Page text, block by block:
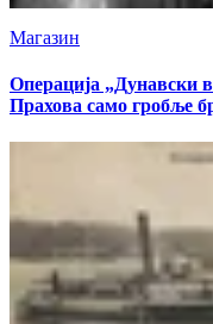
Магазин
Операција „Дунавски
Прахова само гробље